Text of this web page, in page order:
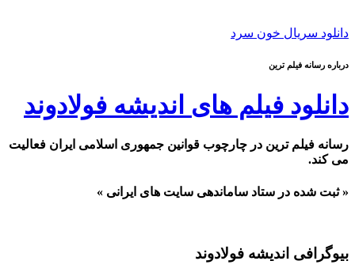
دانلود سریال خون سرد
درباره رسانه فیلم ترین
دانلود فیلم های اندیشه فولادوند
رسانه فیلم ترین در چارچوب قوانین جمهوری اسلامی ایران فعالیت
می کند.
« ثبت شده در ستاد ساماندهی سایت های ایرانی »
بیوگرافی اندیشه فولادوند